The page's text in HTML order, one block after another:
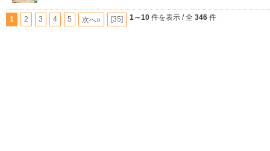
1 2 3 4 5 次へ» [35] 1～10 件を表示 / 全 346 件